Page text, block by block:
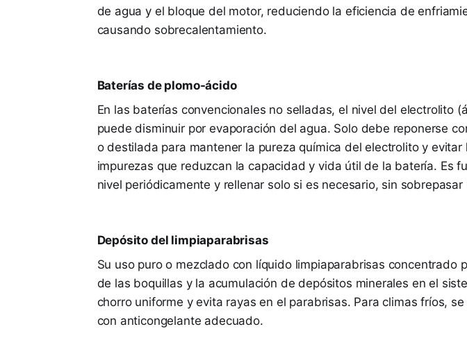
de agua y el bloque del motor, reduciendo la eficiencia de
causando sobrecalentamiento.
Baterías de plomo-ácido
En las baterías convencionales no selladas, el nivel del electrolito
puede disminuir por evaporación del agua. Solo debe reponerse
o destilada para mantener la pureza química del electrolito y evitar
impurezas que reduzcan la capacidad y vida útil de la batería. Es
nivel periódicamente y rellenar solo si es necesario, sin
Depósito del limpiaparabrisas
Su uso puro o mezclado con líquido limpiaparabrisas concentrado
de las boquillas y la acumulación de depósitos minerales en el
chorro uniforme y evita rayas en el parabrisas. Para climas fríos,
con anticongelante adecuado.